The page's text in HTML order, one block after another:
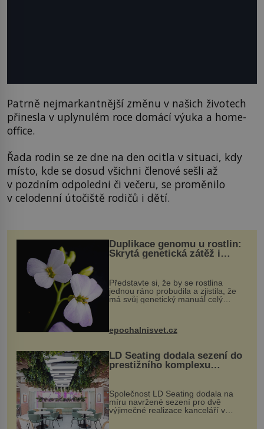
Patrně nejmarkantnější změnu v našich životech
přinesla v uplynulém roce domácí výuka a home-
office.
Řada rodin se ze dne na den ocitla v situaci, kdy
místo, kde se dosud všichni členové sešli až
v pozdním odpoledni či večeru, se proměnilo
v celodenní útočiště rodičů i dětí.
Duplikace genomu u rostlin:
Skrytá genetická zátěž i
Představte si, že by se rostlina
jednou ráno probudila a zjistila, že
má svůj genetický manuál celý
vstupenka...
epochalnisvet.cz
LD Seating dodala sezení do
prestižního komplexu
MediaCityUK v Salfordu
Společnost LD Seating dodala na
míru navržené sezení pro dvě
výjimečné realizace kanceláří v
areálu MediaCityUK v anglickém